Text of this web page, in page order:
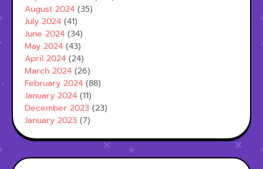
August 2024 (35)
July 2024 (41)
June 2024 (34)
May 2024 (43)
April 2024 (24)
March 2024 (26)
February 2024 (88)
January 2024 (11)
December 2023 (23)
January 2023 (7)